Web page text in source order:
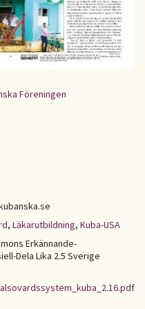
Föreningen
, Läkarutbildning, Kuba-USA
Erkännande-
Dela Lika 2.5 Sverige